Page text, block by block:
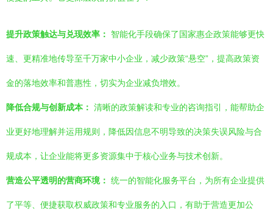
提升政策触达与兑现效率： 智能化手段确保了国家惠企政策能够更快
速、更精准地传导至千万家中小企业，减少政策“悬空”，提高政策资
金的落地效率和普惠性，切实为企业减负增效。
降低合规与创新成本： 清晰的政策解读和专业的咨询指引，能帮助企
业更好地理解并运用规则，降低因信息不明导致的决策失误风险与合
规成本，让企业能将更多资源集中于核心业务与技术创新。
营造公平透明的营商环境： 统一的智能化服务平台，为所有企业提供
了平等、便捷获取权威政策和专业服务的入口，有助于营造更加公